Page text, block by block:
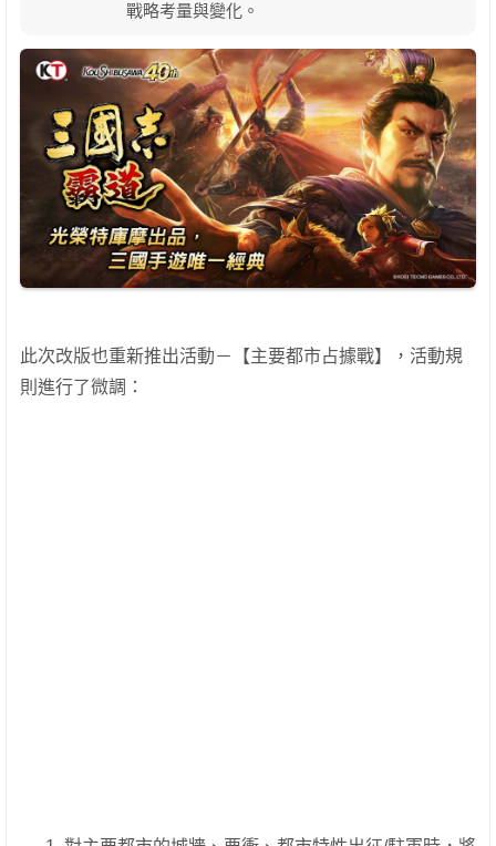
戰略考量與變化。
此次改版也重新推出活動－【主要都市占據戰】，活動規
則進行了微調：